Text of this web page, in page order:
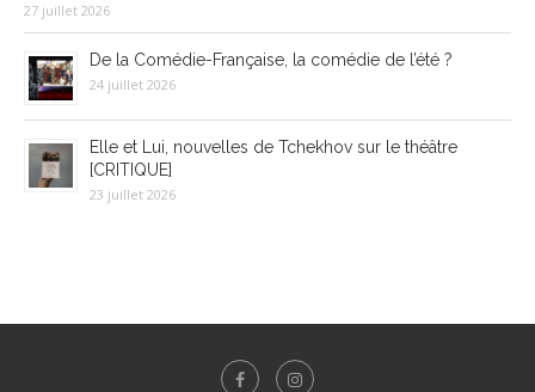
27 juillet 2026
De la Comédie-Française, la comédie de l’été ?
24 juillet 2026
Elle et Lui, nouvelles de Tchekhov sur le théâtre
[CRITIQUE]
23 juillet 2026